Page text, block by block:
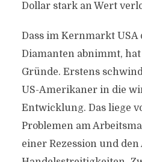
Dollar stark an Wert
Dass im Kernmarkt USA
Diamanten abnimmt,
Gründe. Erstens
US-Amerikaner in die
Entwicklung. Das liege
Problemen am
einer Rezession und